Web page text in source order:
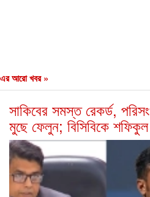
এর আরো খবর »
সাকিবের সমস্ত রেকর্ড,
মুছে ফেলুন; বিসিবিকে